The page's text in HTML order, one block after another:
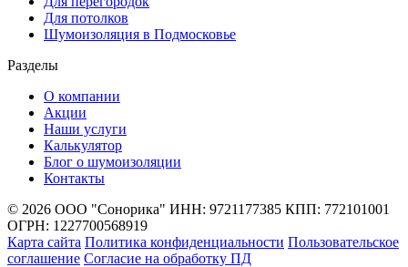
Для потолков
Шумоизоляция в Подмосковье
Разделы
О компании
Акции
Наши услуги
Калькулятор
Блог о шумоизоляции
Контакты
© 2026 ООО "Сонорика" ИНН: 9721177385 КПП: 772101001
ОГРН: 1227700568919
Карта сайта Политика конфиденциальности Пользовательское
соглашение Согласие на обработку ПД